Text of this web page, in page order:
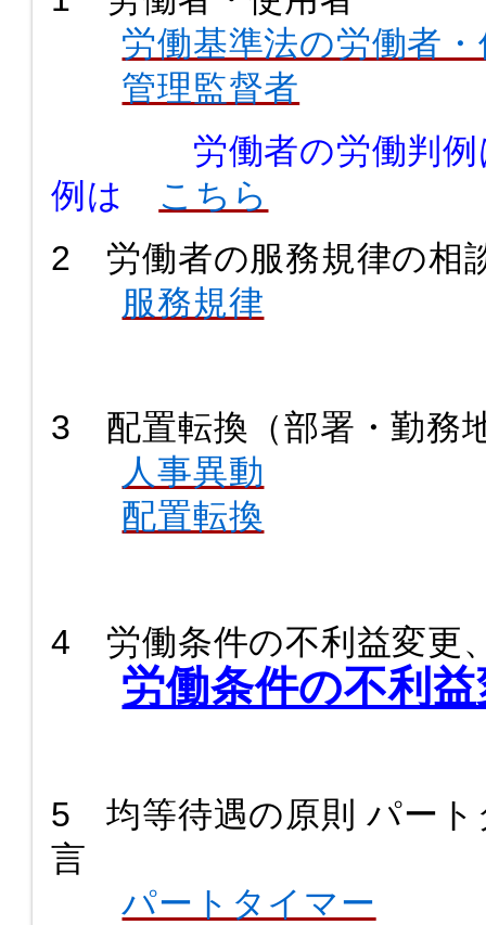
労働基準法の労働者
管理監督者
労働者の労働判
例は
こちら
2 労働者の服務規律の相
服務規律
3 配置転換（部署・勤務
人事異動
配置転換
4 労働条件の不利益変更
労働条件の不利
5 均等待遇の原則 パート
言
パートタイマー